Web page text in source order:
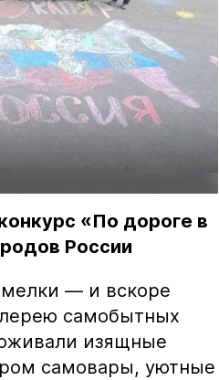
«По дороге в
России
— и вскоре
самобытных
изящные
самовары, уютные